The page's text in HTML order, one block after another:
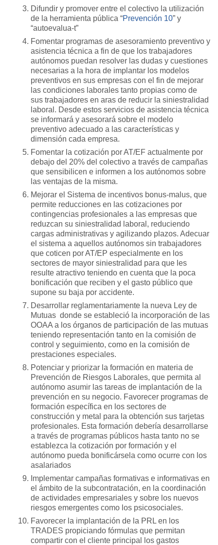
Difundir y promover entre el colectivo la utilización
de la herramienta pública “Prevención 10” y
“autoevalua-t”
Fomentar programas de asesoramiento preventivo y
asistencia técnica a fin de que los trabajadores
autónomos puedan resolver las dudas y cuestiones
necesarias a la hora de implantar los modelos
preventivos en sus empresas con el fin de mejorar
las condiciones laborales tanto propias como de
sus trabajadores en aras de reducir la siniestralidad
laboral. Desde estos servicios de asistencia técnica
se informará y asesorará sobre el modelo
preventivo adecuado a las características y
dimensión cada empresa.
Fomentar la cotización por AT/EF actualmente por
debajo del 20% del colectivo a través de campañas
que sensibilicen e informen a los autónomos sobre
las ventajas de la misma.
Mejorar el Sistema de incentivos bonus-malus, que
permite reducciones en las cotizaciones por
contingencias profesionales a las empresas que
reduzcan su siniestralidad laboral, reduciendo
cargas administrativas y agilizando plazos. Adecuar
el sistema a aquellos autónomos sin trabajadores
que coticen por AT/EP especialmente en los
sectores de mayor siniestralidad para que les
resulte atractivo teniendo en cuenta que la poca
bonificación que reciben y el gasto público que
supone su baja por accidente.
Desarrollar reglamentariamente la nueva Ley de
Mutuas donde se estableció la incorporación de las
OOAA a los órganos de participación de las mutuas
teniendo representación tanto en la comisión de
control y seguimiento, como en la comisión de
prestaciones especiales.
Potenciar y priorizar la formación en materia de
Prevención de Riesgos Laborales, que permita al
autónomo asumir las tareas de implantación de la
prevención en su negocio. Favorecer programas de
formación específica en los sectores de
construcción y metal para la obtención sus tarjetas
profesionales. Esta formación debería desarrollarse
a través de programas públicos hasta tanto no se
establezca la cotización por formación y el
autónomo pueda bonificársela como ocurre con los
asalariados
Implementar campañas formativas e informativas en
el ámbito de la subcontratación, en la coordinación
de actividades empresariales y sobre los nuevos
riesgos emergentes como los psicosociales.
Favorecer la implantación de la PRL en los
TRADES propiciando fórmulas que permitan
compartir con el cliente principal los gastos